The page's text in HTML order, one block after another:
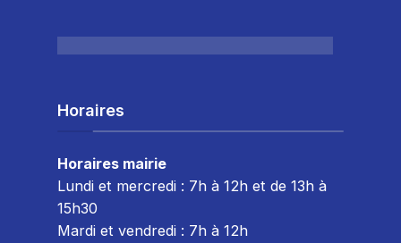
Horaires
Horaires mairie
Lundi et mercredi : 7h à 12h et de 13h à
15h30
Mardi et vendredi : 7h à 12h